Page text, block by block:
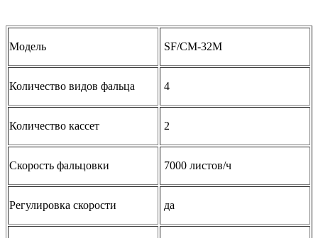
Модель SF/CM-32M
Количество видов фальца 4
Количество кассет 2
Скорость фальцовки 7000 листов/ч
Регулировка скорости да